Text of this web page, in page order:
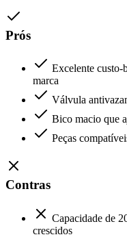
Prós
Excelente custo-
marca
Válvula
Bico macio que
Peças
Contras
Capacidade de
crescidos